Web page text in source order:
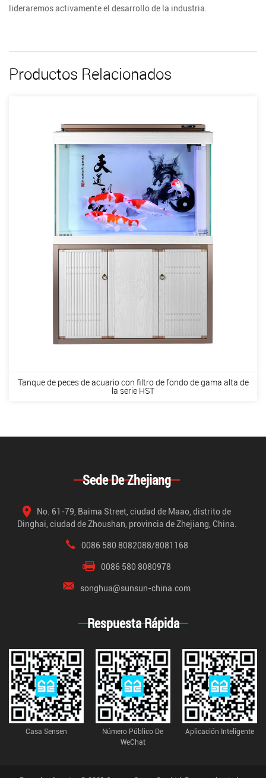
lideraremos activamente el desarrollo de la industria.
Productos Relacionados
Tanque de peces de acuario con filtro de fondo de gama alta de
la serie HST
Sede De Zhejiang
No. 61-79, Baima Street, ciudad de Maao, distrito de
Dinghai, ciudad de Zhoushan, provincia de Zhejiang, China.
0086 580 8082088/8081168
0086 580 8080978
songhua@sunsun-china.com
Respuesta Rápida
Casa Sensen
Número Público De
WeChat
Aplicación Inteligente